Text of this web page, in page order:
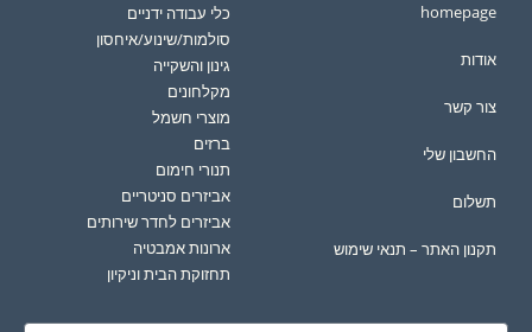
homepage
אודות
צור קשר
החשבון שלי
תשלום
תקנון האתר – תנאי שימוש
כלי עבודה ידניים
סולמות/שינוע/איחסון
גינון והשקייה
מקלחונים
מוצרי חשמל
ברזים
תנורי חימום
אביזרים סניטריים
אביזרים לחדר שירותים
ארונות אמבטיה
תחזוקת הבית וניקיון